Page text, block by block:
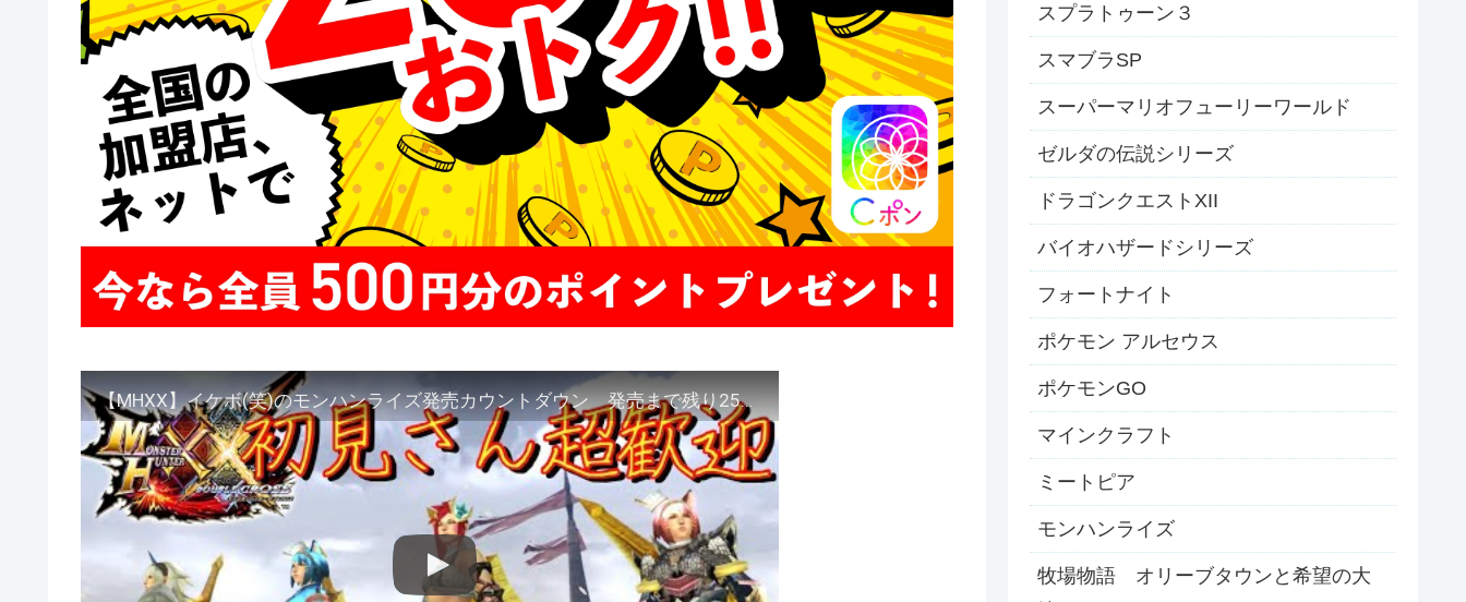
【MHXX】イケボ(笑)のモンハンライズ発売カウントダウン 発売まで残り25日【初見さん歓迎】【説明文見てね】
スプラトゥーン３
スマブラSP
スーパーマリオフューリーワールド
ゼルダの伝説シリーズ
ドラゴンクエストXII
バイオハザードシリーズ
フォートナイト
ポケモン アルセウス
ポケモンGO
マインクラフト
ミートピア
モンハンライズ
牧場物語 オリーブタウンと希望の大